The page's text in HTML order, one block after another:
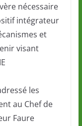
nécessaire
intégrateur
et
visant
les
au Chef de
Faure